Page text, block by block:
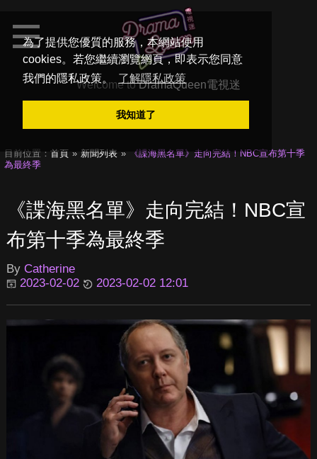
為了提供您優質的服務，本網站使用
cookies。若您繼續瀏覽網頁，即表示您同意
我們的隱私政策。
了解隱私政策
我知道了
Welcome toDramaQueen電視迷
目前位置： 首頁 新聞列表
《諜海黑名單》走向完結！NBC宣布第十季
為最終季
《諜海黑名單》走向完結！NBC宣
布第十季為最終季
By Catherine
2023-02-02
2023-02-02 12:01